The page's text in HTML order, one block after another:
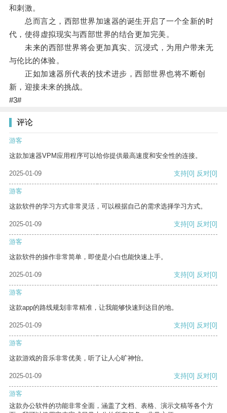
和刺激。
总而言之，西部世界加速器的诞生开启了一个全新的时
代，使得虚拟现实与西部世界的结合更加完美。
未来的西部世界将会更加真实、沉浸式，为用户带来无
与伦比的体验。
正如加速器所代表的技术进步，西部世界也将不断创
新，迎接未来的挑战。
#3#
评论
游客
这款加速器VPM应用程序可以给你提供最高速度和安全性的连接。
2025-01-09 支持[0] 反对[0]
游客
这款软件的学习方式非常灵活，可以根据自己的需求选择学习方式。
2025-01-09 支持[0] 反对[0]
游客
这款软件的操作非常简单，即使是小白也能快速上手。
2025-01-09 支持[0] 反对[0]
游客
这款app的路线规划非常精准，让我能够快速到达目的地。
2025-01-09 支持[0] 反对[0]
游客
这款游戏的音乐非常优美，听了让人心旷神怡。
2025-01-09 支持[0] 反对[0]
游客
这款办公软件的功能非常全面，涵盖了文档、表格、演示文稿等各个方